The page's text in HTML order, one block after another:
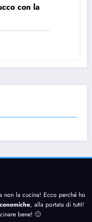
con la
non la cucina! Ecco perché ho
, alla portata di tutti!
bene! 🙂